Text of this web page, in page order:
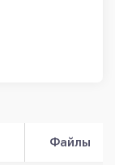
Файлы